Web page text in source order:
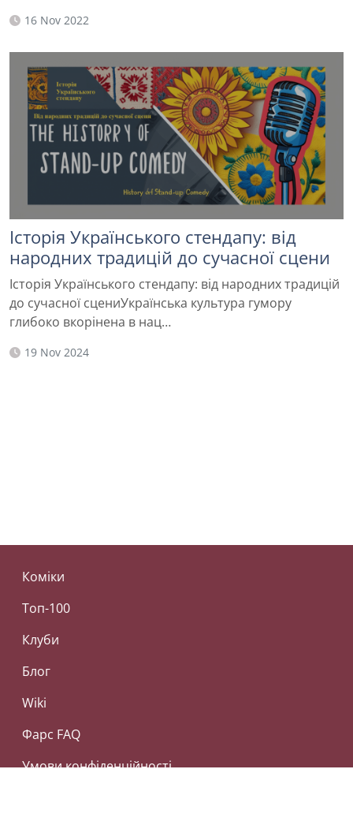
16 Nov 2022
Історія Українського стендапу: від
народних традицій до сучасної сцени
Історія Українського стендапу: від народних традицій
до сучасної сцениУкраїнська культура гумору
глибоко вкорінена в нац…
19 Nov 2024
Коміки
Топ-100
Клуби
Блог
Wiki
Фарс FAQ
Умови конфіденційності